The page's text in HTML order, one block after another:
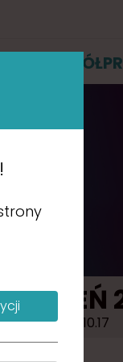
DZIEŃ
2023.10.17